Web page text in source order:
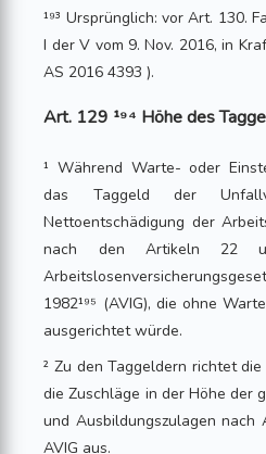
¹⁹³ Ursprünglich: vor Art. 130.
I der V vom 9. Nov. 2016, in
AS 2016 4393 ).
Art. 129 ¹⁹⁴ Höhe des
¹ Während Warte- oder
das Taggeld der
Nettoentschädigung der
nach den Artikeln 22
1982¹⁹⁵ (AVIG), die ohne
ausgerichtet würde.
² Zu den Taggeldern richtet
die Zuschläge in der Höhe der
und Ausbildungszulagen nach
AVIG aus.